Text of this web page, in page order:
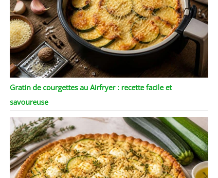
Gratin de courgettes au Airfryer : recette facile et
savoureuse